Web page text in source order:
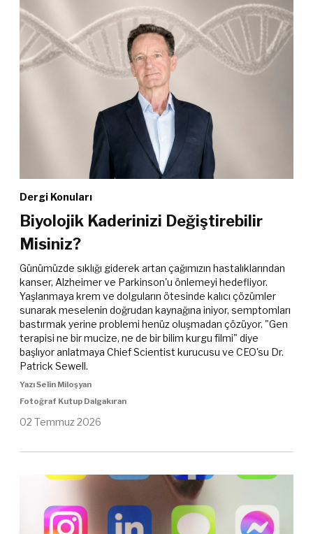
Dergi Konuları
Biyolojik Kaderinizi Değiştirebilir
Misiniz?
Günümüzde sıklığı giderek artan çağımızın hastalıklarından
kanser, Alzheimer ve Parkinson'u önlemeyi hedefliyor.
Yaşlanmaya krem ve dolguların ötesinde kalıcı çözümler
sunarak meselenin doğrudan kaynağına iniyor, semptomları
bastırmak yerine problemi henüz oluşmadan çözüyor. "Gen
terapisi ne bir mucize, ne de bir bilim kurgu filmi" diye
başlıyor anlatmaya Chief Scientist kurucusu ve CEO'su Dr.
Patrick Sewell.
Yazı Selin Miloşyan
Fotoğraf Kutup Dalgakıran
02 Temmuz 2026